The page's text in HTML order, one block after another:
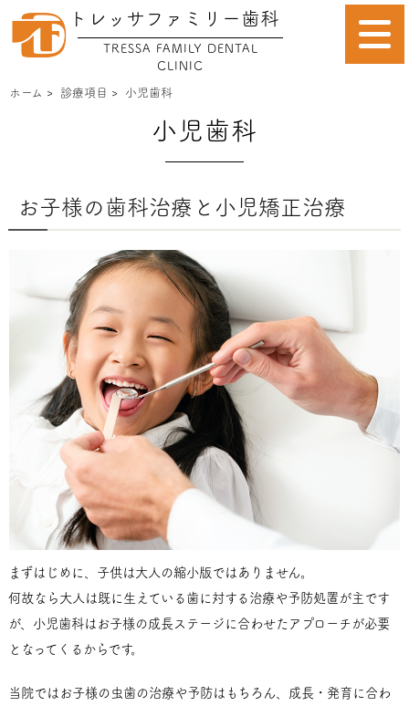
トレッサファミリー歯科
TRESSA FAMILY DENTAL
CLINIC
ホーム > 診療項目 > 小児歯科
小児歯科
お子様の歯科治療と小児矯正治療
まずはじめに、子供は大人の縮小版ではありません。
何故なら大人は既に生えている歯に対する治療や予防処置が主です
が、小児歯科はお子様の成長ステージに合わせたアプローチが必要
となってくるからです。
当院ではお子様の虫歯の治療や予防はもちろん、成長・発育に合わ